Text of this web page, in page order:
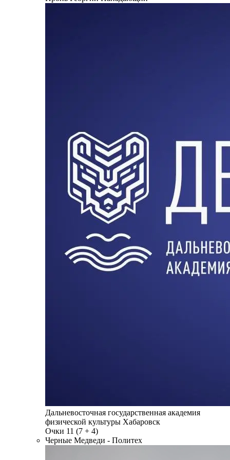
Дальневосточная государственная академия
физической культуры Хабаровск
Очки 11 (7 + 4)
Черные Медведи - Политех